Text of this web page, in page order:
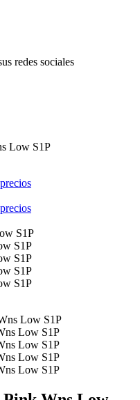
redes sociales
Low S1P